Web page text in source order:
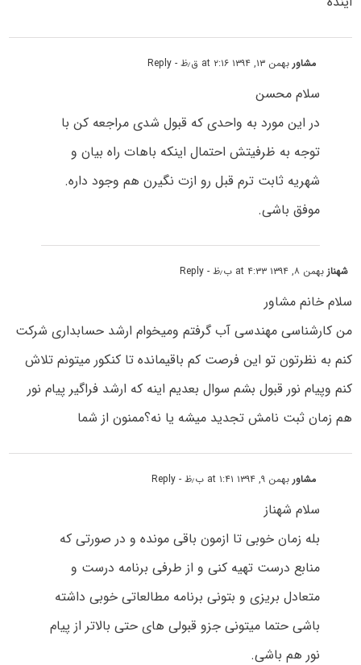
مشاوربهمن ۱۳, ۱۳۹۴ at ۲:۱۶ ق٫ظ - Reply
سلام محسن
در این مورد به واحدی که قبول شدی مراجعه کن با
توجه به ظرفیتش احتمال اینکه باهات راه بیان و
شهریه ثابت ترم قبل رو ازت نگیرن هم وجود داره.
موفق باشی.
شهنازبهمن ۸, ۱۳۹۴ at ۴:۳۳ ب٫ظ - Reply
سلام خانم مشاور
من کارشناسی مهندسی آب گرفتم ومیخوام ارشد حسابداری شرکت
کنم به نظرتون تو این فرصت کم باقیمانده تا کنکور میتونم تلاش
کنم وپیام نور قبول بشم سوال بعدیم اینه که ارشد فراگیر پیام نور
هم زمان ثبت نامش تجدید میشه یا نه؟ممنون از شما
مشاوربهمن ۹, ۱۳۹۴ at ۱:۴۱ ب٫ظ - Reply
سلام شهناز
بله زمان خوبی تا ازمون باقی مونده و در صورتی که
منابع درست تهیه کنی و از طرفی برنامه درست و
متعادل بریزی و بتونی برنامه مطالعاتی خوبی داشته
باشی حتما میتونی جزو قبولی های حتی بالاتر از پیام
نور هم باشی.